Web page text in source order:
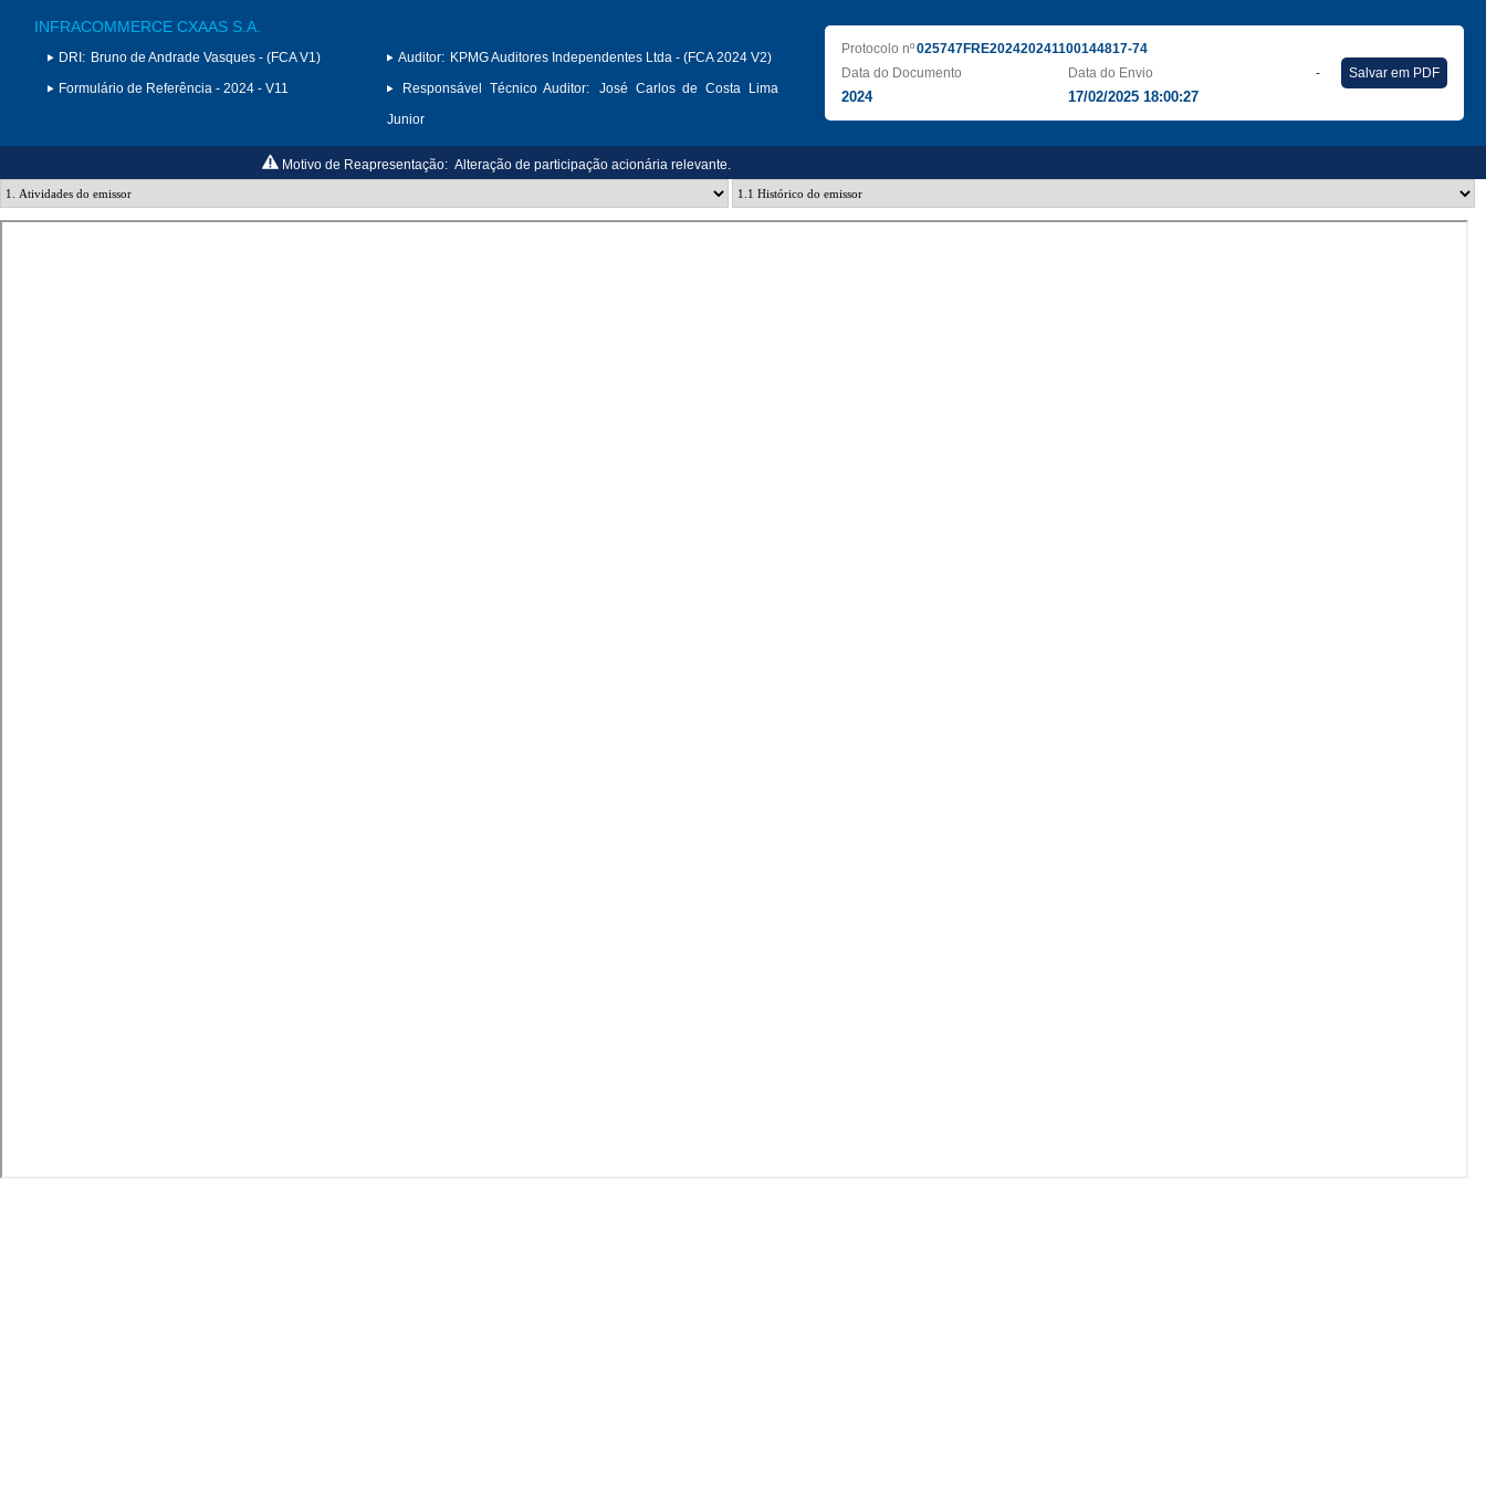
INFRACOMMERCE CXAAS S.A.
DRI: Bruno de Andrade Vasques - (FCA V1)
Formulário de Referência - 2024 - V11
Auditor: KPMG Auditores Independentes Ltda - (FCA 2024 V2)
Responsável Técnico Auditor:
José Carlos de Costa Lima
Junior
Protocolo nº025747FRE202420241100144817-74
Data do Documento
2024
Data do Envio
17/02/2025 18:00:27
- Salvar em PDF
Motivo de Reapresentação: Alteração de participação acionária relevante.